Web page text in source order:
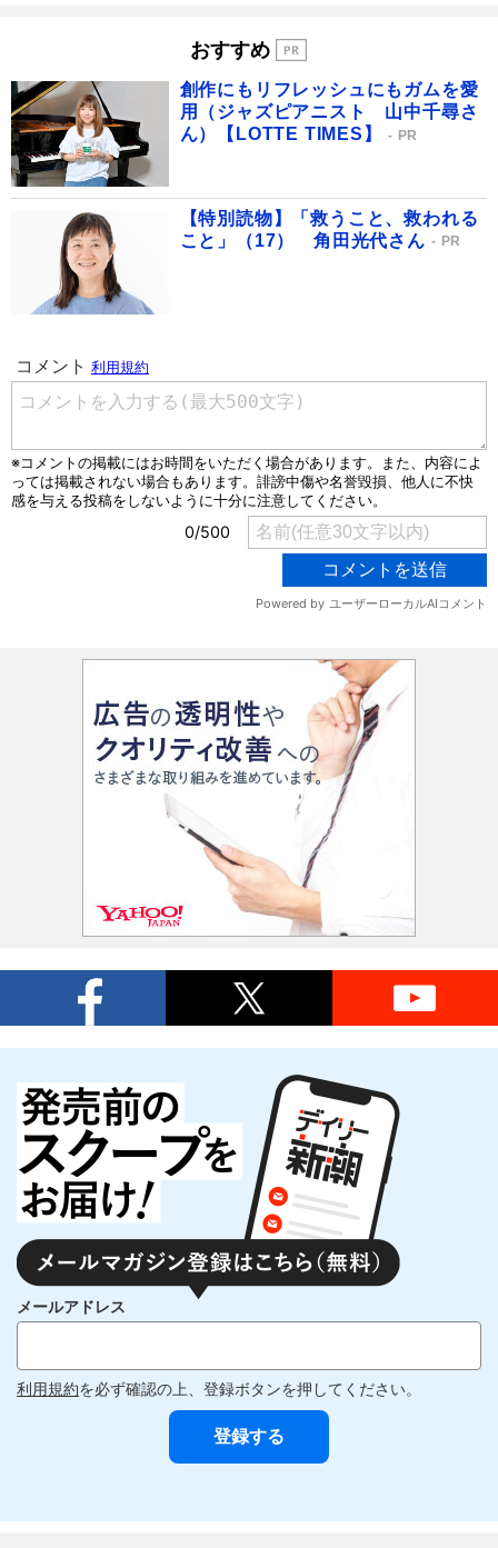
おすすめ
創作にもリフレッシュにもガムを愛
用（ジャズピアニスト 山中千尋さ
ん）【LOTTE TIMES】
PR
【特別読物】「救うこと、救われる
こと」（17） 角田光代さん
PR
メールアドレス
利用規約を必ず確認の上、登録ボタンを押してください。